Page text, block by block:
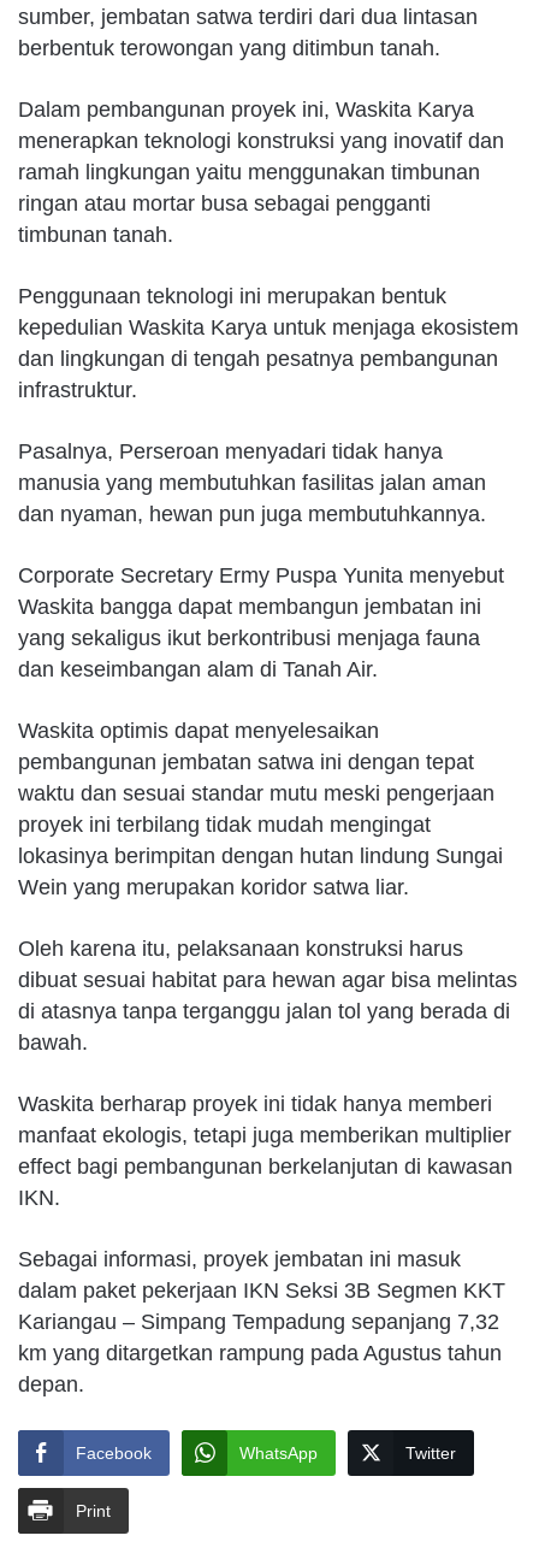
sumber, jembatan satwa terdiri dari dua lintasan
berbentuk terowongan yang ditimbun tanah.
Dalam pembangunan proyek ini, Waskita Karya
menerapkan teknologi konstruksi yang inovatif dan
ramah lingkungan yaitu menggunakan timbunan
ringan atau mortar busa sebagai pengganti
timbunan tanah.
Penggunaan teknologi ini merupakan bentuk
kepedulian Waskita Karya untuk menjaga ekosistem
dan lingkungan di tengah pesatnya pembangunan
infrastruktur.
Pasalnya, Perseroan menyadari tidak hanya
manusia yang membutuhkan fasilitas jalan aman
dan nyaman, hewan pun juga membutuhkannya.
Corporate Secretary Ermy Puspa Yunita menyebut
Waskita bangga dapat membangun jembatan ini
yang sekaligus ikut berkontribusi menjaga fauna
dan keseimbangan alam di Tanah Air.
Waskita optimis dapat menyelesaikan
pembangunan jembatan satwa ini dengan tepat
waktu dan sesuai standar mutu meski pengerjaan
proyek ini terbilang tidak mudah mengingat
lokasinya berimpitan dengan hutan lindung Sungai
Wein yang merupakan koridor satwa liar.
Oleh karena itu, pelaksanaan konstruksi harus
dibuat sesuai habitat para hewan agar bisa melintas
di atasnya tanpa terganggu jalan tol yang berada di
bawah.
Waskita berharap proyek ini tidak hanya memberi
manfaat ekologis, tetapi juga memberikan multiplier
effect bagi pembangunan berkelanjutan di kawasan
IKN.
Sebagai informasi, proyek jembatan ini masuk
dalam paket pekerjaan IKN Seksi 3B Segmen KKT
Kariangau – Simpang Tempadung sepanjang 7,32
km yang ditargetkan rampung pada Agustus tahun
depan.
Facebook WhatsApp Twitter
Print